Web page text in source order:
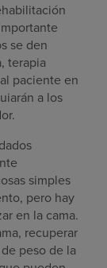
se den
terapia
paciente en
a los
simples
pero hay
en la cama.
recuperar
peso de la